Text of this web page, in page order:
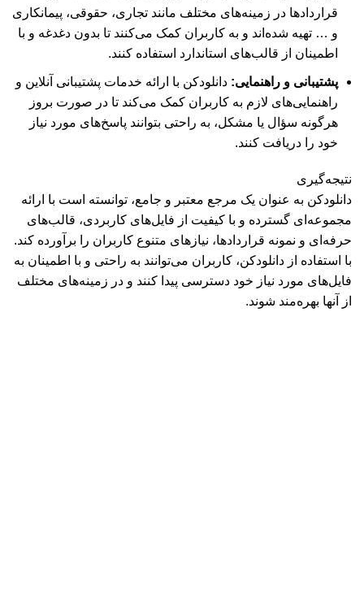
قراردادها در زمینه‌های مختلف مانند تجاری، حقوقی، پیمانکاری
و … تهیه شده‌اند و به کاربران کمک می‌کنند تا بدون دغدغه و با
اطمینان از قالب‌های استاندارد استفاده کنند.
پشتیبانی و راهنمایی: دانلودکن با ارائه خدمات پشتیبانی آنلاین و
راهنمایی‌های لازم به کاربران کمک می‌کند تا در صورت بروز
هرگونه سؤال یا مشکل، به راحتی بتوانند پاسخ‌های مورد نیاز
خود را دریافت کنند.
نتیجه‌گیری
دانلودکن به عنوان یک مرجع معتبر و جامع، توانسته است با ارائه
مجموعه‌ای گسترده و با کیفیت از فایل‌های کاربردی، قالب‌های
حرفه‌ای و نمونه قراردادها، نیازهای متنوع کاربران را برآورده کند.
با استفاده از دانلودکن، کاربران می‌توانند به راحتی و با اطمینان به
فایل‌های مورد نیاز خود دسترسی پیدا کنند و در زمینه‌های مختلف
از آنها بهره‌مند شوند.